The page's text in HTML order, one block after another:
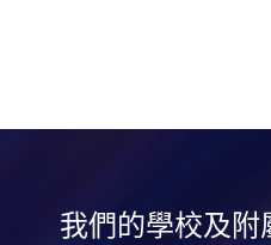
我們的學校及附